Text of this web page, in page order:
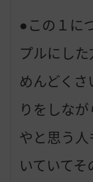
●この１に
プルにした
めんどく
りをしな
やと思う
いていて